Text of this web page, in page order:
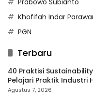
Khofifah Indar
PGN
Terbaru
40 Praktisi
Pelajari Praktik Industri
Agustus 7, 2026